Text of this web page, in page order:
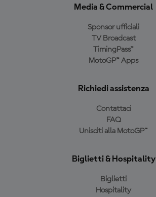
Media & Commercial
Sponsor ufficiali
TV Broadcast
TimingPass™
MotoGP™ Apps
Richiedi assistenza
Contattaci
FAQ
Unisciti alla MotoGP™
Biglietti & Hospitality
Biglietti
Hospitality